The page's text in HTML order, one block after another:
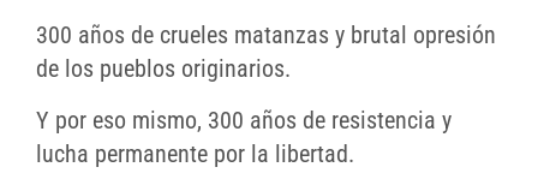
300 años de crueles matanzas y brutal opresión
de los pueblos originarios.
Y por eso mismo, 300 años de resistencia y
lucha permanente por la libertad.